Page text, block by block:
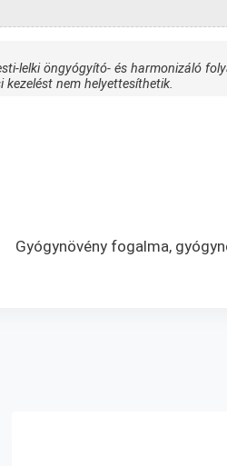
lelki öngyógyító- és harmonizáló
nem helyettesíthetik.
Gyógynövény fogalma,